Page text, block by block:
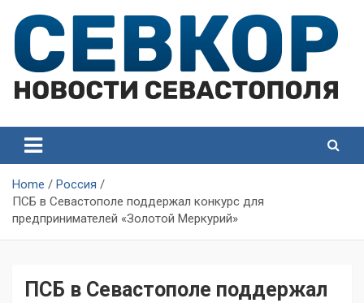
content
Севастополя
Севастополя
Home
Россия
ПСБ в Севастополе поддержал конкурс для
предпринимателей «Золотой Меркурий»
ПСБ в Севастополе поддержал